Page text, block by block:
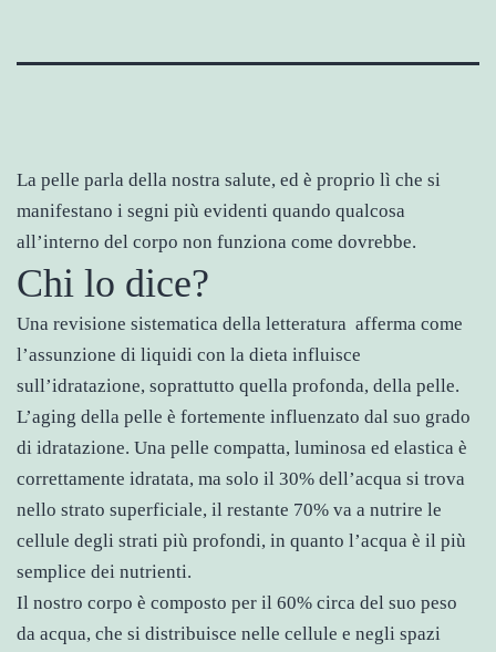
La pelle parla della nostra salute, ed è proprio lì che si
manifestano i segni più evidenti quando qualcosa
all’interno del corpo non funziona come dovrebbe.
Chi lo dice?
Una revisione sistematica della letteratura afferma come
l’assunzione di liquidi con la dieta influisce
sull’idratazione, soprattutto quella profonda, della pelle.
L’aging della pelle è fortemente influenzato dal suo grado
di idratazione. Una pelle compatta, luminosa ed elastica è
correttamente idratata, ma solo il 30% dell’acqua si trova
nello strato superficiale, il restante 70% va a nutrire le
cellule degli strati più profondi, in quanto l’acqua è il più
semplice dei nutrienti.
Il nostro corpo è composto per il 60% circa del suo peso
da acqua, che si distribuisce nelle cellule e negli spazi